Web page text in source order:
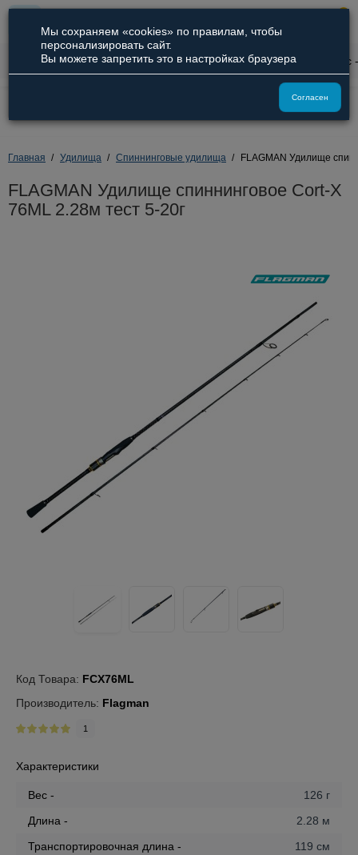
8 (800) 551-09-94
8 (929) 836-66-51
Главная Удилища Спиннинговые удилища FLAGMAN Удилище
FLAGMAN Удилище спиннинговое Cort-X
76ML 2.28м тест 5-20г
Код Товара: FCX76ML
Производитель: Flagman
1
Характеристики
Вес -
126 г
Длина -
2.28 м
Транспортировочная длина -
119 см
Описание Характеристики Отзывы1 Вопрос
Мы сохраняем «cookies» по правилам, чтобы
персонализировать сайт.
Вы можете запретить это в настройках браузера
Согласен